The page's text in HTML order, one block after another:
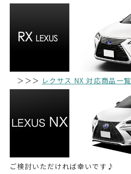
＞＞＞ レクサス NX 対応商品一覧
ご検討いただければ幸いです♪